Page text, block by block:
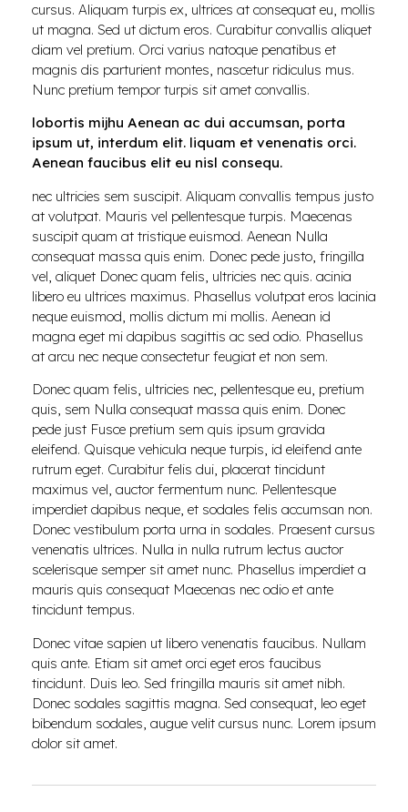
cursus. Aliquam turpis ex, ultrices at consequat eu, mollis
ut magna. Sed ut dictum eros. Curabitur convallis aliquet
diam vel pretium. Orci varius natoque penatibus et
magnis dis parturient montes, nascetur ridiculus mus.
Nunc pretium tempor turpis sit amet convallis.
lobortis mijhu Aenean ac dui accumsan, porta
ipsum ut, interdum elit. liquam et venenatis orci.
Aenean faucibus elit eu nisl consequ.
nec ultricies sem suscipit. Aliquam convallis tempus justo
at volutpat. Mauris vel pellentesque turpis. Maecenas
suscipit quam at tristique euismod. Aenean Nulla
consequat massa quis enim. Donec pede justo, fringilla
vel, aliquet Donec quam felis, ultricies nec quis. acinia
libero eu ultrices maximus. Phasellus volutpat eros lacinia
neque euismod, mollis dictum mi mollis. Aenean id
magna eget mi dapibus sagittis ac sed odio. Phasellus
at arcu nec neque consectetur feugiat et non sem.
Donec quam felis, ultricies nec, pellentesque eu, pretium
quis, sem Nulla consequat massa quis enim. Donec
pede just Fusce pretium sem quis ipsum gravida
eleifend. Quisque vehicula neque turpis, id eleifend ante
rutrum eget. Curabitur felis dui, placerat tincidunt
maximus vel, auctor fermentum nunc. Pellentesque
imperdiet dapibus neque, et sodales felis accumsan non.
Donec vestibulum porta urna in sodales. Praesent cursus
venenatis ultrices. Nulla in nulla rutrum lectus auctor
scelerisque semper sit amet nunc. Phasellus imperdiet a
mauris quis consequat Maecenas nec odio et ante
tincidunt tempus.
Donec vitae sapien ut libero venenatis faucibus. Nullam
quis ante. Etiam sit amet orci eget eros faucibus
tincidunt. Duis leo. Sed fringilla mauris sit amet nibh.
Donec sodales sagittis magna. Sed consequat, leo eget
bibendum sodales, augue velit cursus nunc. Lorem ipsum
dolor sit amet.